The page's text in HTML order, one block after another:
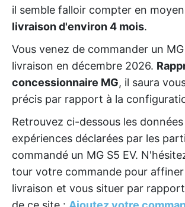
il semble falloir compter en
livraison d'environ 4 mois.
Vous venez de commander un
livraison en décembre 2026.
concessionnaire MG, il saura
précis par rapport à la
Retrouvez ci-dessous les
expériences déclarées par les
commandé un MG S5 EV.
tour votre commande pour
livraison et vous situer par